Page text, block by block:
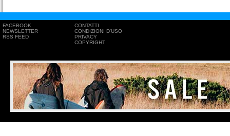
FACEBOOK
NEWSLETTER
RSS FEED
CONTATTI
CONDIZIONI D'USO
PRIVACY
COPYRIGHT